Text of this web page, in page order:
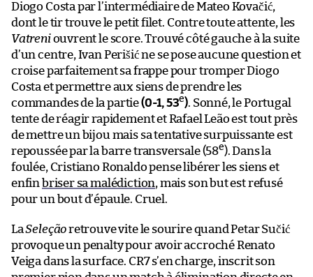
Diogo Costa par l’intermédiaire de Mateo Kovačić,
dont le tir trouve le petit filet. Contre toute attente, les
Vatreniouvrent le score. Trouvé côté gauche à la suite
d’un centre, Ivan Perišić ne se pose aucune question et
croise parfaitement sa frappe pour tromper Diogo
Costa et permettre aux siens de prendre les
commandes de la partie(0-1, 53e). Sonné, le Portugal
tente de réagir rapidement et Rafael Leão est tout près
de mettre un bijou mais sa tentative surpuissante est
repoussée par la barre transversale (58e). Dans la
foulée, Cristiano Ronaldo pense libérer les siens et
enfin briser sa malédiction, mais son but est refusé
pour un bout d’épaule. Cruel.
LaSeleçãoretrouve vite le sourire quand Petar Sučić
provoque un penalty pour avoir accroché Renato
Veiga dans la surface. CR7 s’en charge, inscrit son